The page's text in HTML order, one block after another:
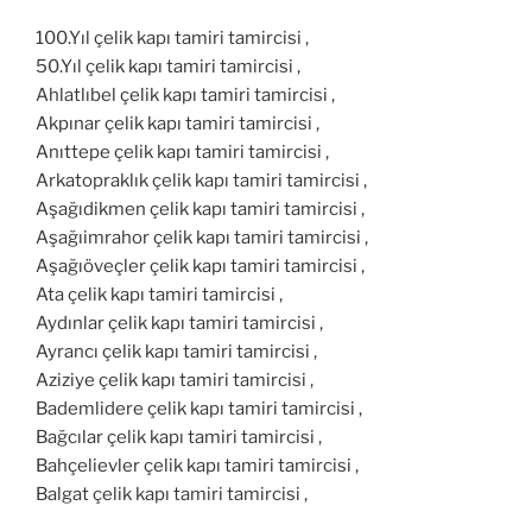
100.Yıl çelik kapı tamiri tamircisi ,
50.Yıl çelik kapı tamiri tamircisi ,
Ahlatlıbel çelik kapı tamiri tamircisi ,
Akpınar çelik kapı tamiri tamircisi ,
Anıttepe çelik kapı tamiri tamircisi ,
Arkatopraklık çelik kapı tamiri tamircisi ,
Aşağıdikmen çelik kapı tamiri tamircisi ,
Aşağıimrahor çelik kapı tamiri tamircisi ,
Aşağıöveçler çelik kapı tamiri tamircisi ,
Ata çelik kapı tamiri tamircisi ,
Aydınlar çelik kapı tamiri tamircisi ,
Ayrancı çelik kapı tamiri tamircisi ,
Aziziye çelik kapı tamiri tamircisi ,
Bademlidere çelik kapı tamiri tamircisi ,
Bağcılar çelik kapı tamiri tamircisi ,
Bahçelievler çelik kapı tamiri tamircisi ,
Balgat çelik kapı tamiri tamircisi ,